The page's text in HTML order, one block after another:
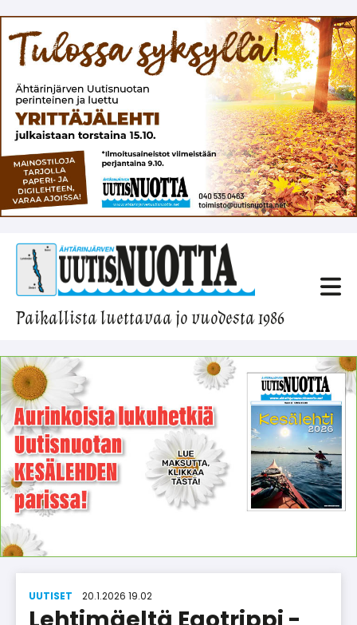
Paikallista luettavaa jo vuodesta 1986
UUTISET 20.1.2026 19.02